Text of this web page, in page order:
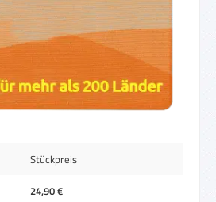
Stückpreis
24,90 €